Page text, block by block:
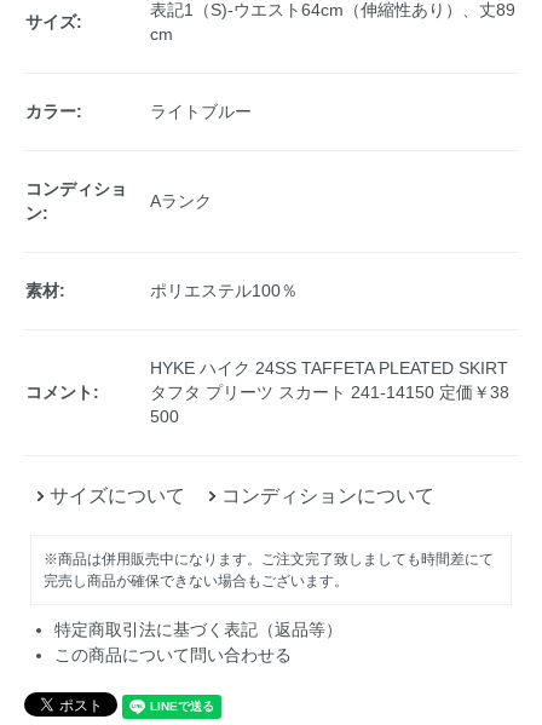
サイズ:
表記1（S)-ウエスト64cm（伸縮性あり）、丈89
cm
カラー: ライトブルー
コンディショ
ン:
Aランク
素材: ポリエステル100％
コメント:
HYKE ハイク 24SS TAFFETA PLEATED SKIRT
タフタ プリーツ スカート 241-14150 定価￥38
500
サイズについて コンディションについて
※商品は併用販売中になります。ご注文完了致しましても時間差にて
完売し商品が確保できない場合もございます。
特定商取引法に基づく表記（返品等）
この商品について問い合わせる